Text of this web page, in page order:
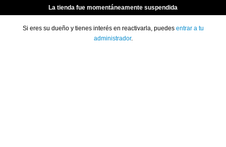
La tienda fue momentáneamente suspendida
Si eres su dueño y tienes interés en reactivarla, puedes entrar a tu
administrador.